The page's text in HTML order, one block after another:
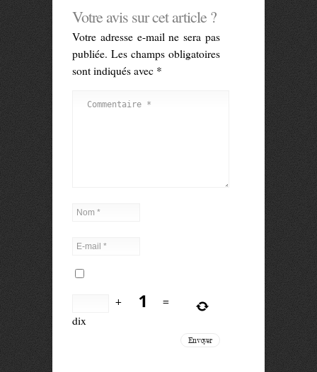
Votre avis sur cet article ?
Votre adresse e-mail ne sera pas
publiée. Les champs obligatoires
sont indiqués avec *
+
=
dix